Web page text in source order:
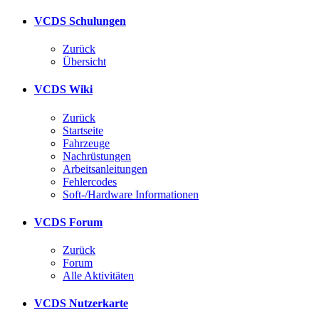
VCDS Schulungen
Zurück
Übersicht
VCDS Wiki
Zurück
Startseite
Fahrzeuge
Nachrüstungen
Arbeitsanleitungen
Fehlercodes
Soft-/Hardware Informationen
VCDS Forum
Zurück
Forum
Alle Aktivitäten
VCDS Nutzerkarte